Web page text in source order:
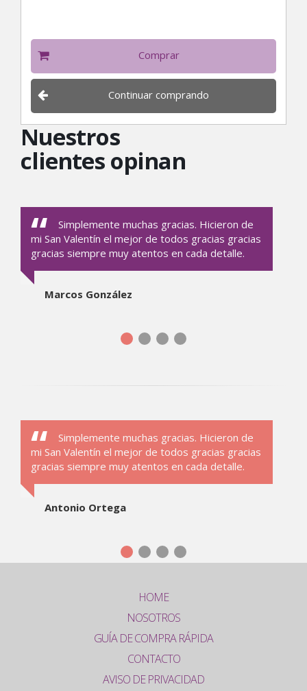
Comprar
Continuar comprando
Nuestros
clientes opinan
Simplemente muchas gracias. Hicieron de
mi San Valentín el mejor de todos gracias gracias
gracias siempre muy atentos en cada detalle.
Marcos González
Simplemente muchas gracias. Hicieron de
mi San Valentín el mejor de todos gracias gracias
gracias siempre muy atentos en cada detalle.
Antonio Ortega
HOME
NOSOTROS
GUÍA DE COMPRA RÁPIDA
CONTACTO
AVISO DE PRIVACIDAD